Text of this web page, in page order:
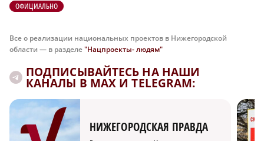
ОФИЦИАЛЬНО
Все о реализации национальных проектов в Нижегородской
области — в разделе"Нацпроекты- людям"
ПОДПИСЫВАЙТЕСЬ НА НАШИ
КАНАЛЫ В MAX И TELEGRAM:
НИЖЕГОРОДСКАЯ ПРАВДА